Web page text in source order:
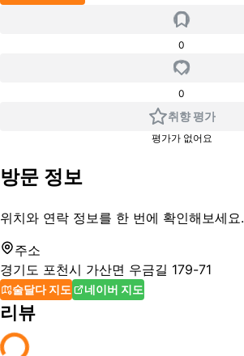
0
0
취향 평가
평가가 없어요
방문 정보
위치와 연락 정보를 한 번에 확인해보세요.
주소
경기도 포천시 가산면 우금길 179-71
술달다 지도 네이버 지도
리뷰